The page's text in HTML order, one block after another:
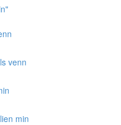
venn
min